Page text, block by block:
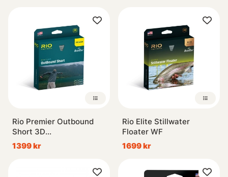
Rio Premier Outbound
Short 3D
Intermediate/Sjunk5/Sjunk7
1399 kr
Rio Elite Stillwater
Floater WF
1699 kr